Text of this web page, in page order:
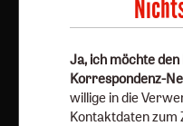
Ja, ich möchte
Korrespondenz-
willige in die
Kontaktdaten zum